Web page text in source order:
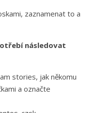
zaznamenat to a
následovat
stories, jak někomu
a označte